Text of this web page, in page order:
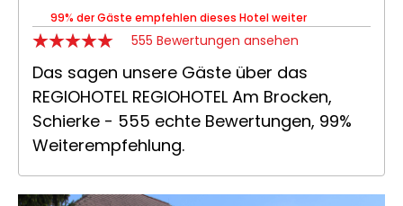
99% der Gäste empfehlen dieses Hotel weiter
555 Bewertungen ansehen
Das sagen unsere Gäste über das
REGIOHOTEL REGIOHOTEL Am Brocken,
Schierke - 555 echte Bewertungen, 99%
Weiterempfehlung.